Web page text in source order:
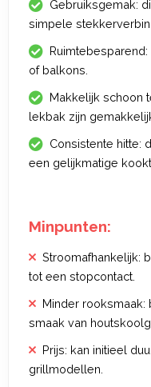
Gebruiksgemak:
simpele
of balkons.
Makkelijk schoon
lekbak zijn
Consistente hitte:
een gelijkmatige
Minpunten:
Stroomafhankelijk:
tot een stopcontact.
Minder
smaak van
Prijs: kan initieel
grillmodellen.